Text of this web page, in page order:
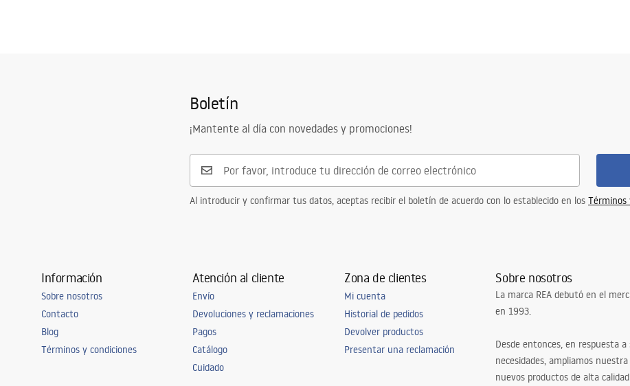
Boletín
¡Mantente al día con novedades y promociones!
Al introducir y confirmar tus datos, aceptas recibir el boletín de acuerdo con lo establecido en los Términos
Información
Sobre nosotros
Contacto
Blog
Términos y condiciones
Atención al cliente
Envío
Devoluciones y reclamaciones
Pagos
Catálogo
Cuidado
Zona de clientes
Mi cuenta
Historial de pedidos
Devolver productos
Presentar una reclamación
Sobre nosotros
La marca REA debutó en el
en 1993.
Desde entonces, en respuesta a
necesidades, ampliamos
nuevos productos de alta